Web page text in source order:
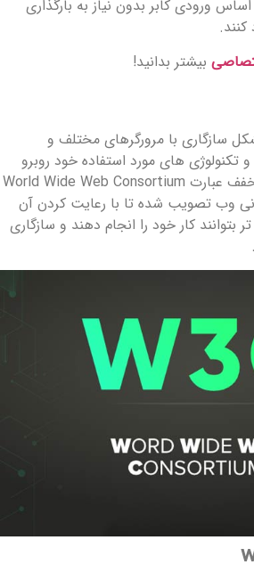
ورودی کابر بدون نیاز به بارگذاری
بیشتر بدانید!
سازگاری با مرورگرهای مختلف و
تکنولوژی های مورد استفاده خود روبرو
هستند. استاندارد w3c مخفف عبارت World Wide Web Consortium
وب تصویب شده تا با رعایت کردن آن
کار خود را انجام دهند و سازگاری